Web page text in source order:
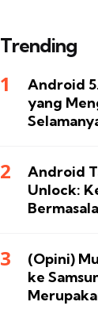
Trending
Android
yang
Android
Unlock:
(Opini)
ke